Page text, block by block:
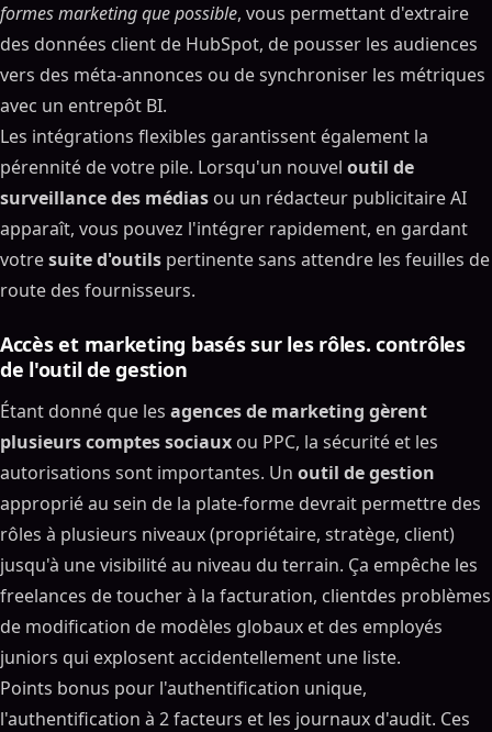
formes marketing que possible, vous permettant d'extraire
des données client de HubSpot, de pousser les audiences
vers des méta-annonces ou de synchroniser les métriques
avec un entrepôt BI.
Les intégrations flexibles garantissent également la
pérennité de votre pile. Lorsqu'un nouvel outil de
surveillance des médias ou un rédacteur publicitaire AI
apparaît, vous pouvez l'intégrer rapidement, en gardant
votresuite d'outils pertinente sans attendre les feuilles de
route des fournisseurs.
Accès et marketing basés sur les rôles. contrôles
de l'outil de gestion
Étant donné que les agences de marketing gèrent
plusieurs comptes sociaux ou PPC, la sécurité et les
autorisations sont importantes. Un outil de gestion
approprié au sein de la plate-forme devrait permettre des
rôles à plusieurs niveaux (propriétaire, stratège, client)
jusqu'à une visibilité au niveau du terrain. Ça empêche les
freelances de toucher à la facturation, clientdes problèmes
de modification de modèles globaux et des employés
juniors qui explosent accidentellement une liste.
Points bonus pour l'authentification unique,
l'authentification à 2 facteurs et les journaux d'audit. Ces